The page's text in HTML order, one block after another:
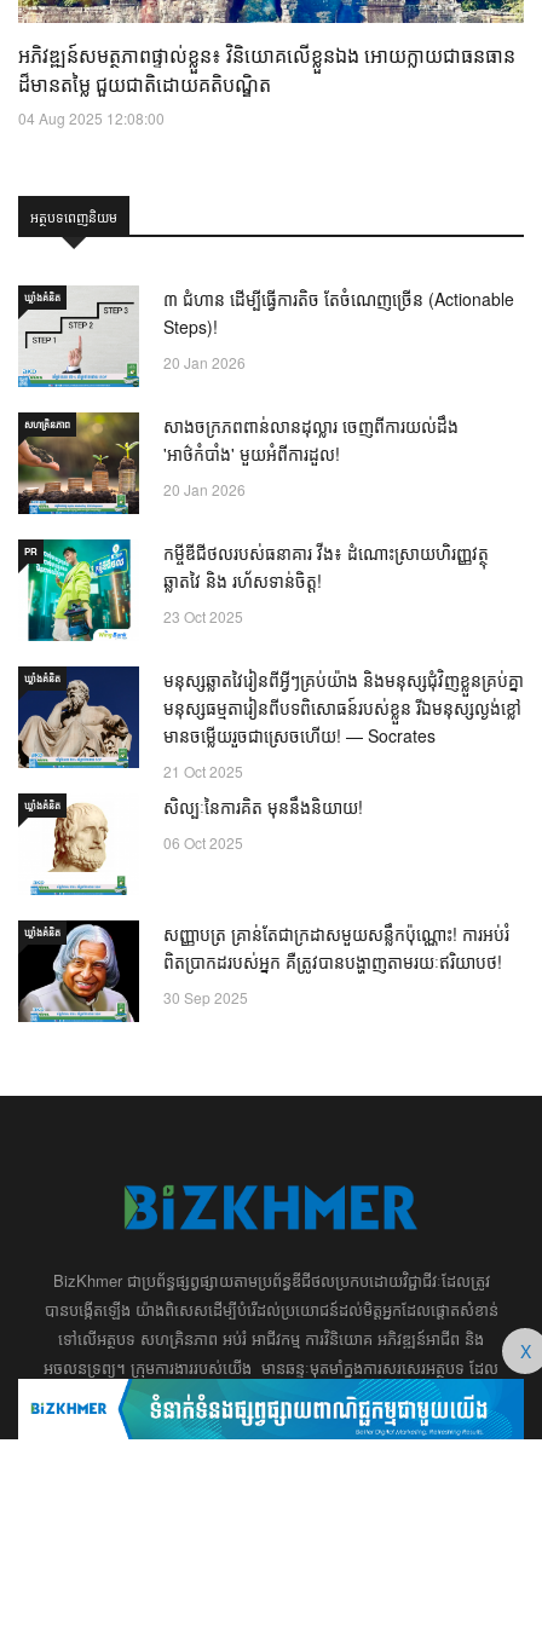
អភិវឌ្ឍន៍សមត្ថភាពផ្ទាល់ខ្លួន៖ វិនិយោគលើខ្លួនឯង អោយក្លាយជាធនធាន
ដ៏មានតម្លៃ ជួយជាតិដោយគតិបណ្ឌិត
04 Aug 2025 12:08:00
អត្ថបទពេញនិយម
ឃ្លាំង​គំនិត
៣ ជំហាន ដើម្បីធ្វើការតិច តែចំណេញច្រើន (Actionable
Steps)!
20 Jan 2026
សហគ្រិនភាព
សាងចក្រភពពាន់លានដុល្លារ ចេញពីការយល់ដឹង
'អាថ៌កំបាំង' មួយអំពីការដួល!
20 Jan 2026
PR
កម្ចីឌីជីថលរបស់ធនាគារ វីង៖ ដំណោះស្រាយហិរញ្ញវត្ថុ
ឆ្លាតវៃ និង រហ័សទាន់ចិត្ត!
23 Oct 2025
ឃ្លាំង​គំនិត
មនុស្សឆ្លាតវៃរៀនពីអ្វីៗគ្រប់យ៉ាង និងមនុស្សជុំវិញខ្លួនគ្រប់គ្នា
មនុស្សធម្មតារៀនពីបទពិសោធន៍របស់ខ្លួន រីឯមនុស្សល្ងង់ខ្លៅ
មានចម្លើយរួចជាស្រេចហើយ! — Socrates
21 Oct 2025
ឃ្លាំង​គំនិត សិល្បៈនៃការគិត មុននឹងនិយាយ!
06 Oct 2025
ឃ្លាំង​គំនិត
សញ្ញាបត្រ គ្រាន់តែជាក្រដាសមួយសន្លឹកប៉ុណ្ណោះ! ការអប់រំ
ពិតប្រាកដរបស់អ្នក គឺត្រូវបានបង្ហាញតាមរយៈឥរិយាបថ!
30 Sep 2025
BizKhmer ​ជា​​ប្រព័ន្ធ​ផ្សព្វផ្សាយ​តាម​ប្រព័ន្ធ​ឌីជីថល​​​ប្រកប​ដោយ​វិជ្ជាជីវៈ​ដែល​​​ត្រូវ​
បាន​បង្កើតឡើង យ៉ាង​ពិសេស​​ដើម្បី​បំរើ​ដល់​ប្រយោជន៍​​​ដល់​មិត្ត​អ្នក​ដែល​ផ្ដោត​សំខាន់​
ទៅ​លើ​អត្ថបទ​ សហគ្រិន​ភាព អប់រំ ​​អាជីវកម្ម​ ​ការ​វិនិយោគ​ ​អភិវឌ្ឍន៍​អាជីព​ និង​
អចលនទ្រព្យ។ ​ក្រុម​​ការងារ​របស់​យើង​ ​​ មាន​ឆន្ទៈ​​មុតមាំ​​​ក្នុង​​ការ​សរសេរ​​អត្ថបទ​​ ដែល​
សុទ្ធតែ​សំខាន់​សម្រាប់​ ជំនួញ​ ការសិក្សា​ ​និង ការ​សម្រេច​ចិត្ត​របស់​​លោក​អ្នក​ ជា
ពិសេស​​គឺ​​ជួយ​ពង្រឹង​ការ​ត្រិះរិះ ពិចារណា​ ​និង ​ការអភិវឌ្ឍន៍​ធនធាន​មនុស្ស។ ​​​​
X